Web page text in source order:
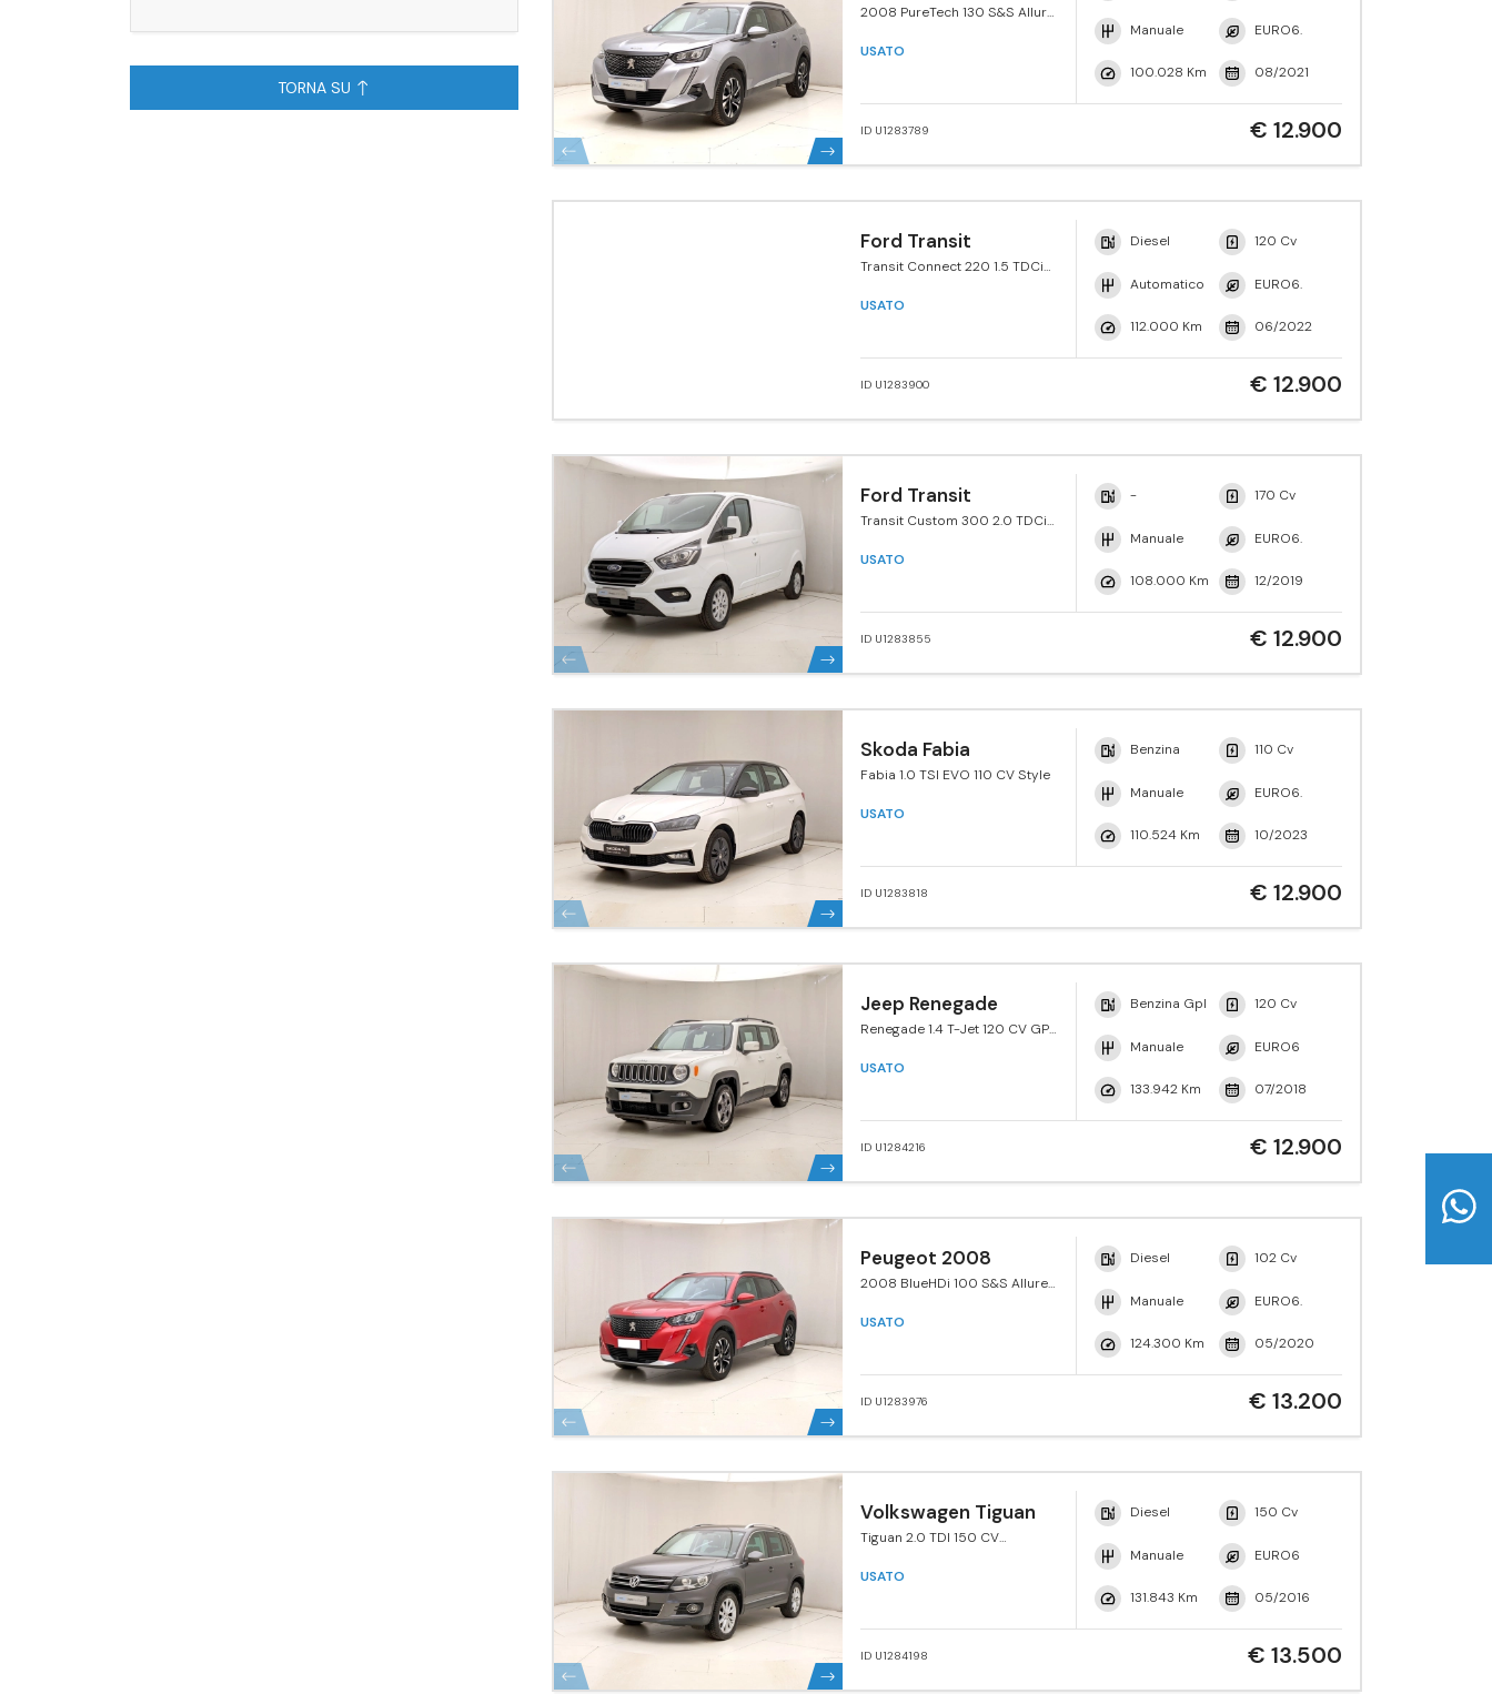
TORNA SU
2008 PureTech 130 S&S Allure
USATO
Manuale EURO6.
100.028 Km 08/2021
ID U1283789 € 12.900
Ford Transit
Transit Connect 220 1.5 TDCi
USATO
Diesel 120 Cv
Automatico EURO6.
112.000 Km 06/2022
ID U1283900 € 12.900
Ford Transit
Transit Custom 300 2.0 TDCi
USATO
- 170 Cv
Manuale EURO6.
108.000 Km 12/2019
ID U1283855 € 12.900
Skoda Fabia
Fabia 1.0 TSI EVO 110 CV Style
USATO
Benzina 110 Cv
Manuale EURO6.
110.524 Km 10/2023
ID U1283818 € 12.900
Jeep Renegade
Renegade 1.4 T-Jet 120 CV GPL
USATO
Benzina Gpl 120 Cv
Manuale EURO6
133.942 Km 07/2018
ID U1284216 € 12.900
Peugeot 2008
2008 BlueHDi 100 S&S Allure
USATO
Diesel 102 Cv
Manuale EURO6.
124.300 Km 05/2020
ID U1283976 € 13.200
Volkswagen Tiguan
Tiguan 2.0 TDI 150 CV
BlueMotion Tech.
USATO
Diesel 150 Cv
Manuale EURO6
131.843 Km 05/2016
ID U1284198 € 13.500